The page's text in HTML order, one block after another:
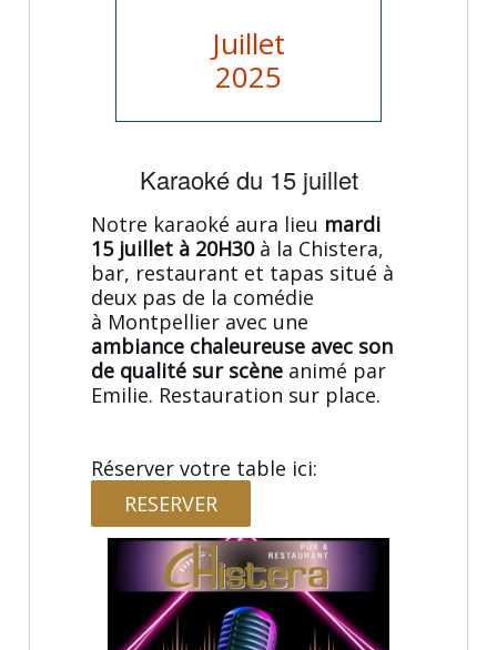
Juillet
2025
Karaoké du 15 juillet
Notre karaoké aura lieu mardi
15 juillet à 20H30à la Chistera,
bar, restaurant et tapas situé à
deux pas de la comédie
à Montpellier avec une
ambiance chaleureuse avec son
de qualité sur scène animé par
Emilie. Restauration sur place.
Réserver votre table ici:
RESERVER